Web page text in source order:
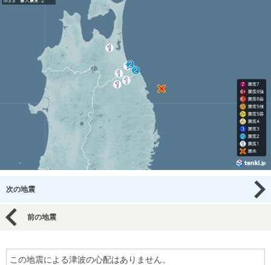
次の地震
前の地震
この地震による津波の心配はありません。